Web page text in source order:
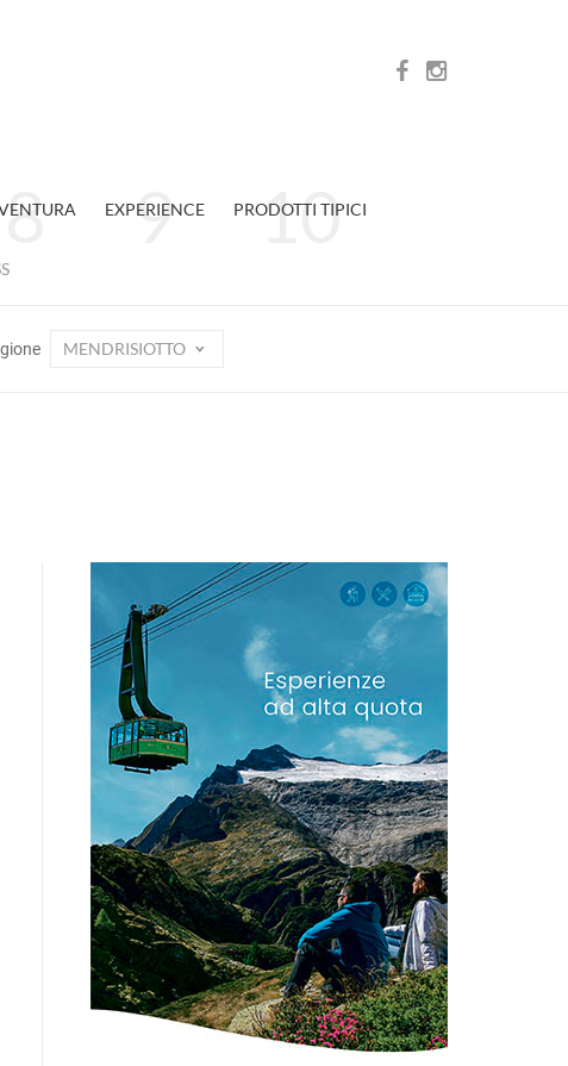
EXPERIENCE PRODOTTI TIPICI
MENDRISIOTTO